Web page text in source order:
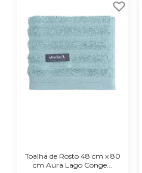
Toalha de Rosto 48 cm x 80
cm Aura Lago Conge...